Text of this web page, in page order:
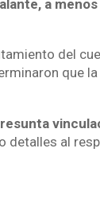
a
del
que la
detalles al